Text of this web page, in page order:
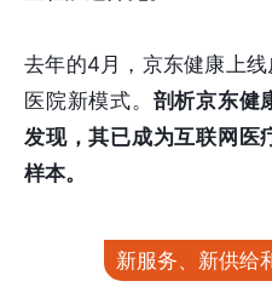
去年的4月，京东健康上
医院新模式。 剖析京东健
发现，其已成为互联网医
样本。
新服务、新供给